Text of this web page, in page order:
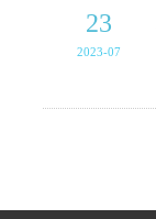
23
2023-07